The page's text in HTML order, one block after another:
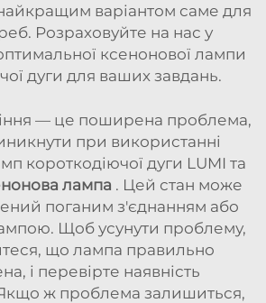
варіантом саме для
Розраховуйте на нас у
ксенонової лампи
дуги для ваших завдань.
— це поширена проблема,
при використанні
короткодіючої дуги LUMI та
лампа . Цей стан може
поганим з'єднанням або
Щоб усунути проблему,
що лампа правильно
і перевірте наявність
ж проблема залишиться,